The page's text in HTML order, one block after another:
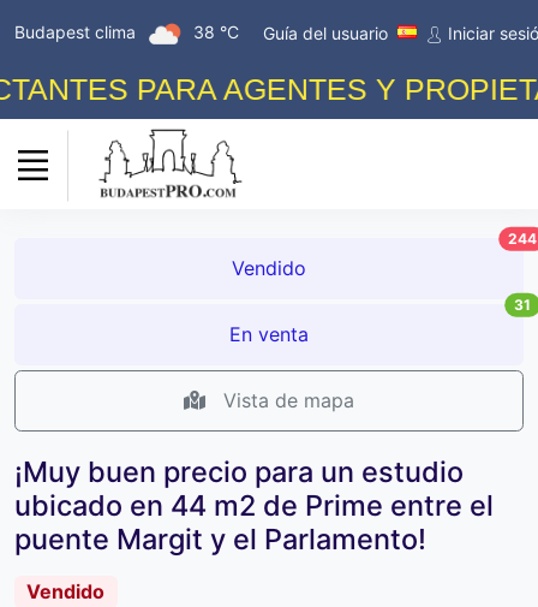
Budapest clima 38 °C Guía del usuario Iniciar
PARA AGENTES Y
Vendido
244
En venta
31
Vista de mapa
¡Muy buen precio para un estudio
ubicado en 44 m2 de Prime entre el
puente Margit y el Parlamento!
Vendido